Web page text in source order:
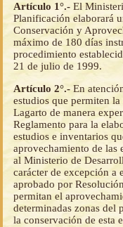
Artículo 1°.- El
Planificación elaborará
Conservación y
máximo de 180 días
procedimiento
21 de julio de 1999.
Artículo 2°.-En
estudios que permiten
Lagarto de manera
Reglamento para la
estudios e inventarios
aprovechamiento de las
al Ministerio de
carácter de excepción a
aprobado por
permitan el
determinadas zonas del
la conservación de esta